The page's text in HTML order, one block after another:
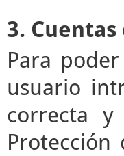
3.
Para
usuario
correcta y
Protección